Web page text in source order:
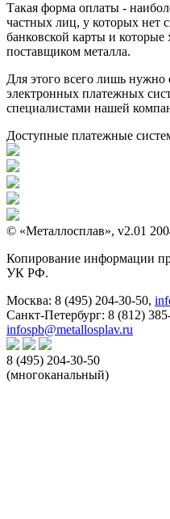
Такая форма оплаты -
частных лиц, у которых нет
банковской карты и которые
поставщиком металла.
Для этого всего лишь нужно
электронных платежных
специалистами нашей
Доступные платежные
© «Металлосплав», v2.01
Копирование информации
УК РФ.
Москва: 8 (495) 204-30-50,
Санкт-Петербург: 8 (812)
infospb@metallosplav.ru
8 (495) 204-30-50
(многоканальный)